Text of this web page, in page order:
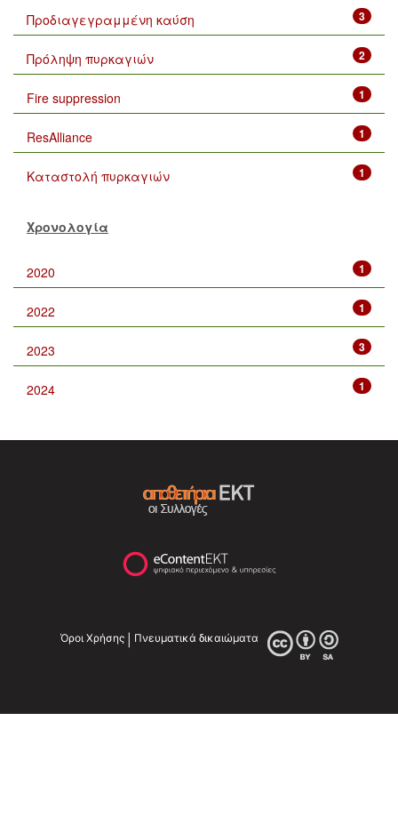
3
Προδιαγεγραμμένη καύση
2
Πρόληψη πυρκαγιών
1
Fire suppression
1
ResAlliance
1
Καταστολή πυρκαγιών
Χρονολογία
1
2020
1
2022
3
2023
1
2024